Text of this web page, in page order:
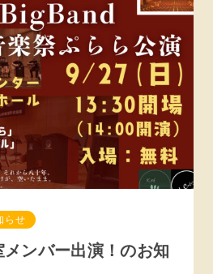
らせ
ンバー出演！のお知